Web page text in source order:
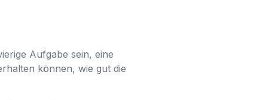
Aufgabe sein, eine
können, wie gut die